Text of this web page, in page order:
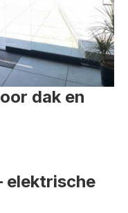
dak en
elektrische